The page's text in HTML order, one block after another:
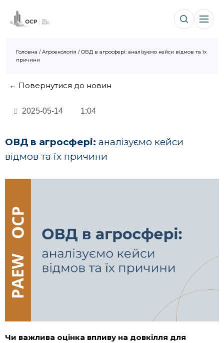
Головна /Агроекологія /ОВД в агросфері: аналізуємо кейси відмов та їх
причини
← Повернутися до новин
2025-05-14 1:04
ОВД в агросфері: аналізуємо кейси
відмов та їх причини
Чи важлива оцінка впливу на довкілля для